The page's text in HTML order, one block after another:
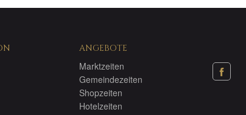
ANGEBOTE
Marktzeiten
Gemeindezeiten
Shopzeiten
Hotelzeiten